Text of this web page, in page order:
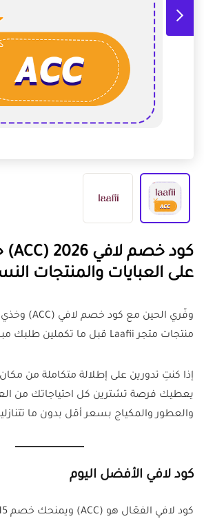
على العبايات والمنتجات
منتجات متجر Laafii قبل ما تكملين طلبك مباشرة.
إذا كنتِ تدورين على إطلالة متكاملة من
يعطيك فرصة تشترين كل احتياجاتك من
والعطور والمكياج بسعر أقل بدون ما
كود لافي الأفضل اليوم